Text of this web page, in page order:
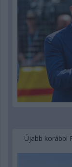
Újabb korábbi